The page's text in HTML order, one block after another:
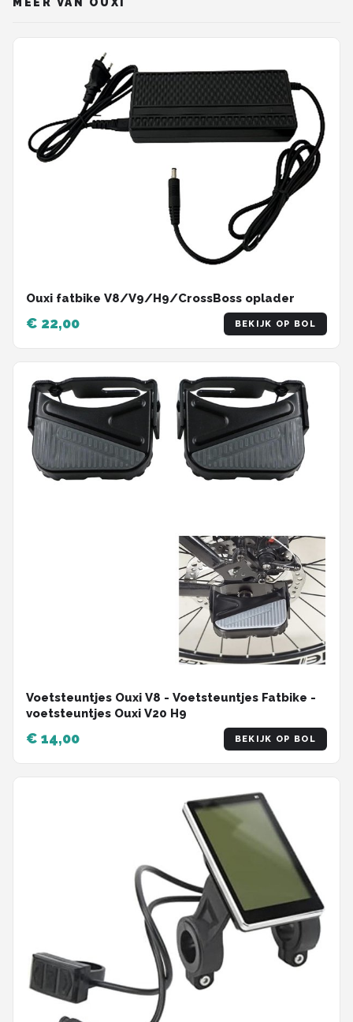
MEER VAN OUXI
Ouxi fatbike V8/V9/H9/CrossBoss oplader
€ 22,00 BEKIJK OP BOL
Voetsteuntjes Ouxi V8 - Voetsteuntjes Fatbike -
voetsteuntjes Ouxi V20 H9
€ 14,00 BEKIJK OP BOL